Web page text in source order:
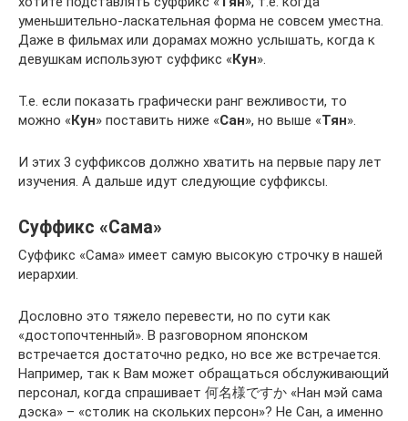
уменьшительно-ласкательная форма не совсем уместна.
Даже в фильмах или дорамах можно услышать, когда к
девушкам используют суффикс «Кун».
Т.е. если показать графически ранг вежливости, то
можно «Кун» поставить ниже «Сан», но выше «Тян».
И этих 3 суффиксов должно хватить на первые пару лет
изучения. А дальше идут следующие суффиксы.
Суффикс «Сама»
Суффикс «Сама» имеет самую высокую строчку в нашей
иерархии.
Дословно это тяжело перевести, но по сути как
«достопочтенный». В разговорном японском
встречается достаточно редко, но все же встречается.
Например, так к Вам может обращаться обслуживающий
персонал, когда спрашивает 何名様ですか «Нан мэй сама
дэска» – «столик на скольких персон»? Не Сан, а именно